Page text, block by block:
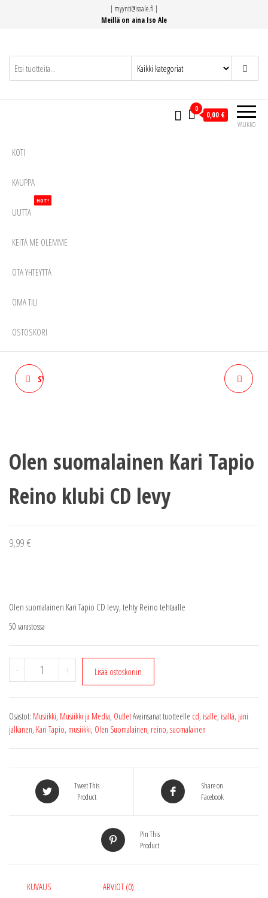
| myynti@isoale.fi |
Meillä on aina Iso Ale
VALIKKO
0
0,00 €
KOTI
KAUPPA
UUTTA
HOT!
KEITÄ ME OLEMME
OTA YHTEYTTÄ
OMA TILI
OSTOSKORI
SYDÄN ON SINIVALKOINEN-
Olen suomalainen Kari Tapio
Reino klubi CD levy
9,99 €
Olen suomalainen Kari Tapio CD levy, tehty Reino tehtaalle
50 varastossa
-
Olen
suomalainen
Reino
klubi
määrä
+ Lisää ostoskoriin
Osastot: Musiikki, Musiikki ja Media, OutletAvainsanat tuotteelle cd, isälle, isältä, jani
jalkanen, Kari Tapio, musiikki, Olen Suomalainen, reino, suomalainen
Tweet This
Product
Share on
Facebook
Pin This
Product
KUVAUS ARVIOT (0)